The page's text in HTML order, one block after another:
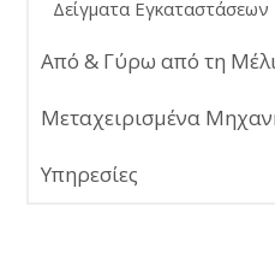
Δείγματα Εγκαταστάσεων
Από & Γύρω από τη
Μεταχειρισμένα
Υπηρεσίες